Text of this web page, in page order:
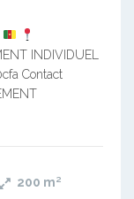
INDIVIDUEL
Contact
200 m²